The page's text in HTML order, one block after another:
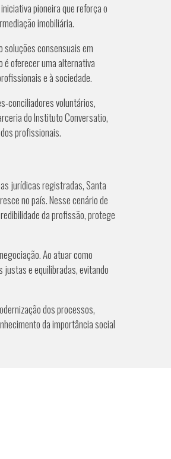
pioneira que reforça o
imobiliária.
soluções consensuais em
é oferecer uma alternativa
e à sociedade.
conciliadores voluntários,
do Instituto Conversatio,
profissionais.
jurídicas registradas, Santa
no país. Nesse cenário de
da profissão, protege
Ao atuar como
e equilibradas, evitando
dos processos,
da importância social